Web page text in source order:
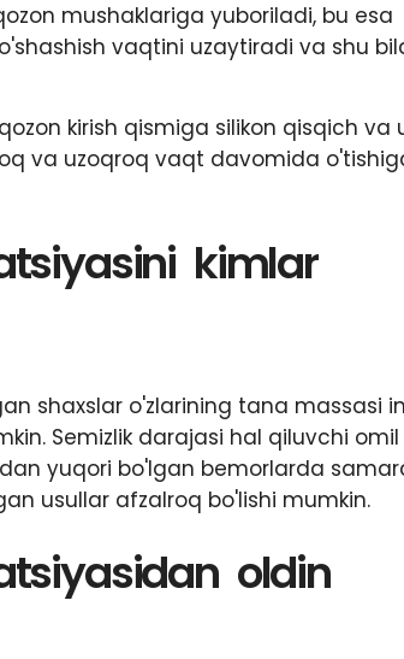
mushaklariga yuboriladi, bu esa
vaqtini uzaytiradi va shu
kirish qismiga silikon qisqich va
va uzoqroq vaqt davomida
kimlar
shaxslar o'zlarining tana massasi
Semizlik darajasi hal qiluvchi omil
yuqori bo'lgan bemorlarda
usullar afzalroq bo'lishi mumkin.
oldin